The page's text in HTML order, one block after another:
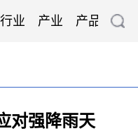
行业 产业 产品 技术
对强降雨天